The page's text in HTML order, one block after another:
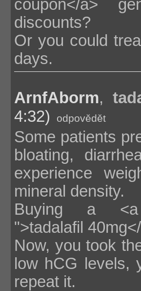
coupon</a>
discounts?
Or you could
days.
ArnfAborm,
4:32)
odpovědět
Some patients
bloating,
experience
mineral density.
Buying a <a
">tadalafil
Now, you took
low hCG levels,
repeat it.